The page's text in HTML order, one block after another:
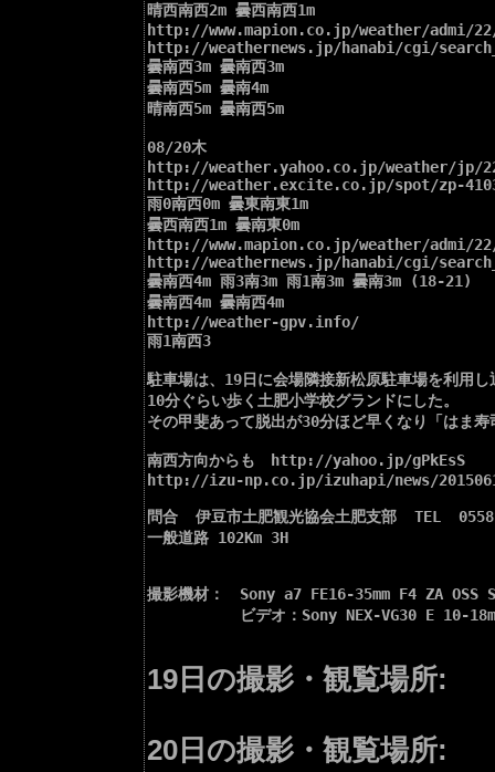
晴西南西2m 曇西南西1m
http://www.mapion.co.jp/weather/admi/
http://weathernews.jp/hanabi/cgi/
曇南西3m 曇南西3m
曇南西5m 曇南4m
晴南西5m 曇南西5m
08/20木
http://weather.yahoo.co.jp/weather/jp/
http://weather.excite.co.jp/spot/zp-
雨0南西0m 曇東南東1m
曇西南西1m 曇南東0m
http://www.mapion.co.jp/weather/admi/
http://weathernews.jp/hanabi/cgi/
曇南西4m 雨3南3m 雨1南3m 曇南3m (18-21)
曇南西4m 曇南西4m
http://weather-gpv.info/
雨1南西3
駐車場は、19日に会場隣接新松原駐車場を利用
10分ぐらい歩く土肥小学校グランドにした。
その甲斐あって脱出が30分ほど早くなり「はま
南西方向からも　http://yahoo.jp/gPkEsS
http://izu-np.co.jp/izuhapi/news/
問合  伊豆市土肥観光協会土肥支部  TEL
一般道路 102Km 3H
撮影機材：　Sony a7 FE16-35mm F4 ZA OSS
ビデオ：Sony NEX-VG30 E 10-
19日の撮影・観覧場所:
20日の撮影・観覧場所: